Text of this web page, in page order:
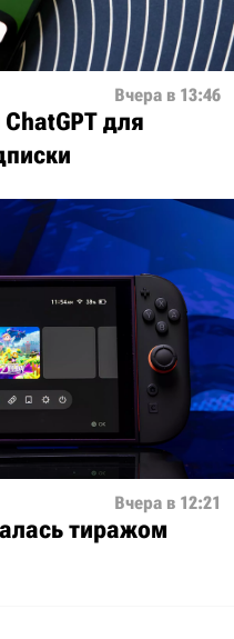
Вчера в 13:46
для
Вчера в 12:21
тиражом